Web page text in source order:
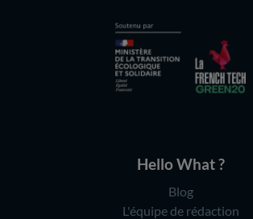
Hello What ?
Blog
L'équipe de rédaction